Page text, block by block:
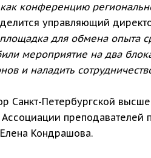
конференцию
управляющий
для обмена опыта
мероприятие на два
и наладить
Санкт-Петербургской
преподавателей
Кондрашова.